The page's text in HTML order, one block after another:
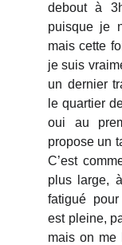
debout à
puisque je
mais cette
je suis
un dernier
le quartier
oui au
propose un
C’est
plus large,
fatigué
est pleine,
mais on me